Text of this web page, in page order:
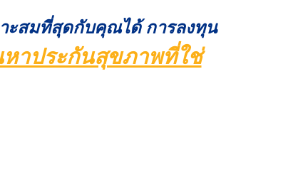
ะสมที่สุดกับคุณได้ การลงทุน
าประกันสุขภาพที่ใช่